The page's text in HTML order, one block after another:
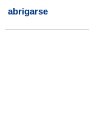
abrigarse